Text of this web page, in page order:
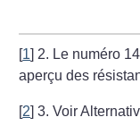
[1] 2. Le numéro
aperçu des
[2]3. Voir